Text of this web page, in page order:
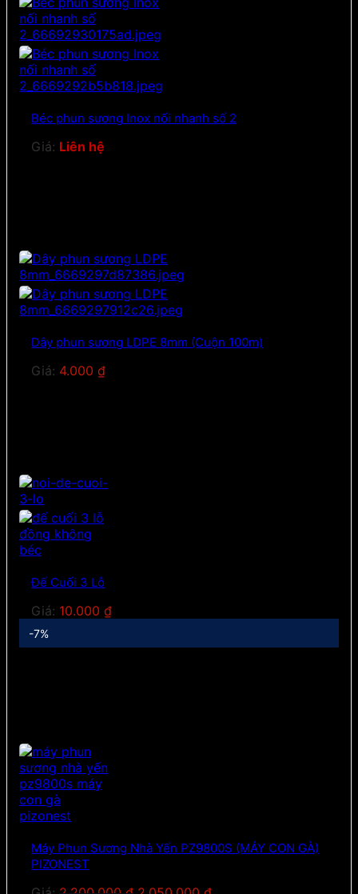
Béc phun sương Inox nối nhanh số 2
Giá: Liên hệ
Dây phun sương LDPE 8mm (Cuộn 100m)
Giá: 4.000 ₫
Đế Cuối 3 Lỗ
Giá: 10.000 ₫
-7%
Máy Phun Sương Nhà Yến PZ9800S (MÁY CON GÀ)
PIZONEST